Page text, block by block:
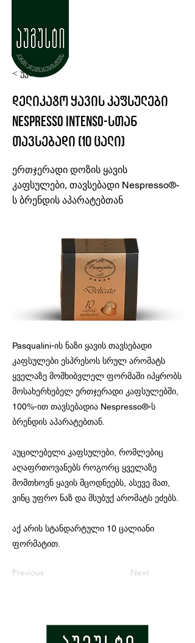
< უკან
დელიკატო ყავის კაფსულები
Nespresso Intenso-სთან
თავსებადი (10 ცალი)
ერთჯერადი დოზის ყავის
კაფსულები, თავსებადი Nespresso®-
ს ბრენდის აპარატებთან
Pasqualini-ის ნაზი ყავის თავსებადი
კაფსულები ესპრესოს სრულ არომატს
ყველაზე მომხიბვლელ ფორმაში იპყრობს
მოსახერხებელ ერთჯერადი კაფსულებში,
100%-ით თავსებადია Nespresso®-ს
ბრენდის აპარატებთან.
აუცილებელი კაფსულები, რომლებიც
აღაფრთოვანებს როგორც ყველაზე
მომთხოვნ ყავის მცოდნეებს, ასევე მათ,
ვინც უფრო ნაზ და მსუბუქ არომატს ეძებს.
აქ არის სტანდარტული 10 ცალიანი
ფორმატით.
Previous Next